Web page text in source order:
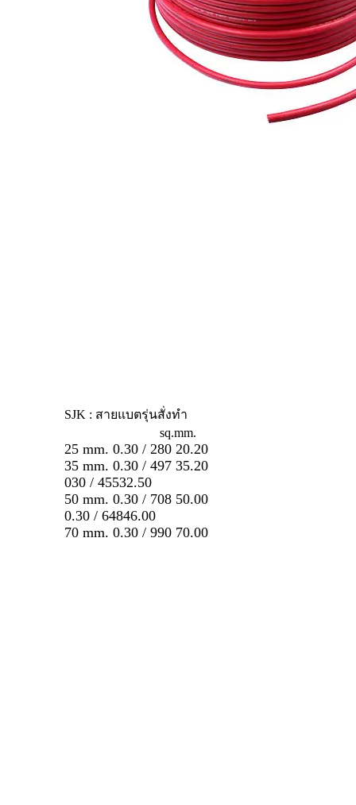
SJK : สายแบตรุ่นสั่งทำ
sq.mm.
25 mm. 0.30 / 280 20.20
35 mm. 0.30 / 497 35.20
030 / 45532.50
50 mm. 0.30 / 708 50.00
0.30 / 64846.00
70 mm. 0.30 / 990 70.00